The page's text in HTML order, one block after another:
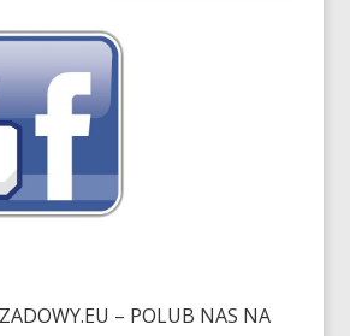
– POLUB NAS NA